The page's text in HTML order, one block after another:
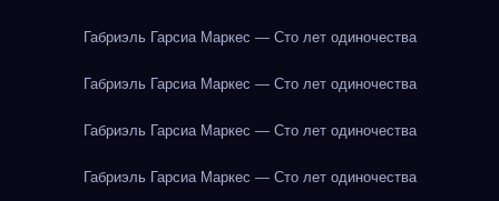
Габриэль Гарсиа Маркес — Сто лет одиночества
Габриэль Гарсиа Маркес — Сто лет одиночества
Габриэль Гарсиа Маркес — Сто лет одиночества
Габриэль Гарсиа Маркес — Сто лет одиночества